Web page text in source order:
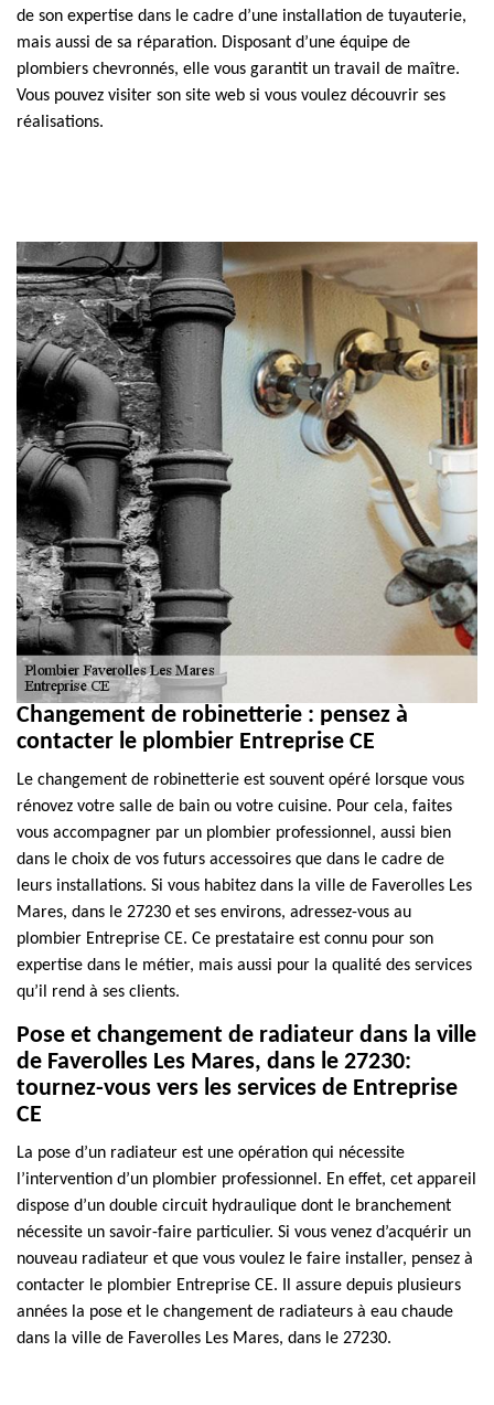
de son expertise dans le cadre d’une installation de tuyauterie,
mais aussi de sa réparation. Disposant d’une équipe de
plombiers chevronnés, elle vous garantit un travail de maître.
Vous pouvez visiter son site web si vous voulez découvrir ses
réalisations.
Changement de robinetterie : pensez à
contacter le plombier Entreprise CE
Le changement de robinetterie est souvent opéré lorsque vous
rénovez votre salle de bain ou votre cuisine. Pour cela, faites
vous accompagner par un plombier professionnel, aussi bien
dans le choix de vos futurs accessoires que dans le cadre de
leurs installations. Si vous habitez dans la ville de Faverolles Les
Mares, dans le 27230 et ses environs, adressez-vous au
plombier Entreprise CE. Ce prestataire est connu pour son
expertise dans le métier, mais aussi pour la qualité des services
qu’il rend à ses clients.
Pose et changement de radiateur dans la ville
de Faverolles Les Mares, dans le 27230:
tournez-vous vers les services de Entreprise
CE
La pose d’un radiateur est une opération qui nécessite
l’intervention d’un plombier professionnel. En effet, cet appareil
dispose d’un double circuit hydraulique dont le branchement
nécessite un savoir-faire particulier. Si vous venez d’acquérir un
nouveau radiateur et que vous voulez le faire installer, pensez à
contacter le plombier Entreprise CE. Il assure depuis plusieurs
années la pose et le changement de radiateurs à eau chaude
dans la ville de Faverolles Les Mares, dans le 27230.